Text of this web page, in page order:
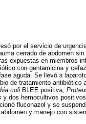
por el servicio de
cerrado de abdomen
expuestas en miembros
con gentamicina y
aguda. Se llevó a
de tratamiento antibiótico
coli BLEE positiva,
y dos hemocultivos
fluconazol y se
y manejo con